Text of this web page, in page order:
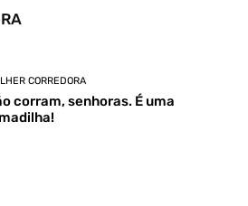
CORREDORA
corram, senhoras. É uma